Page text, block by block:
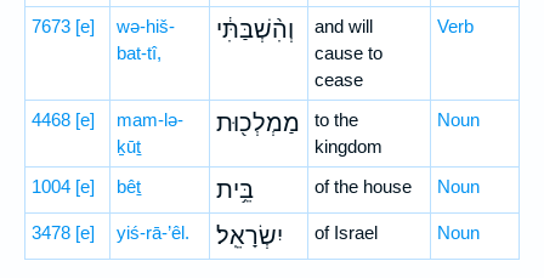
7673 [e]
wə-hiš-
bat-tî,
וְהִ֨שְׁבַּתִּ֔י
and will
cause to
cease
Verb
4468 [e]
mam-lə-
ḵūṯ
מַמְלְכ֖וּת
to the
kingdom
Noun
1004 [e] bêṯ בֵּ֥ית of the house Noun
3478 [e] yiś-rā-’êl. יִשְׂרָאֵֽל׃ of Israel Noun